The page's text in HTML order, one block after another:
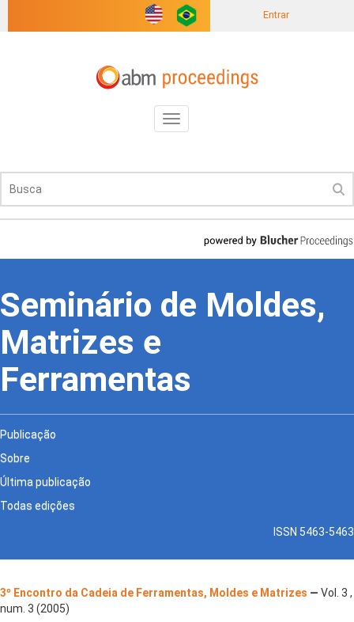
Entrar
Toggle
navigation
Seminário de Moldes,
Matrizes e
Ferramentas
Publicação
Sobre
Última publicação
Todas edições
ISSN 5463-5463
3º Encontro da Cadeia de Ferramentas, Moldes e Matrizes — Vol. 3 ,
num. 3 (2005)